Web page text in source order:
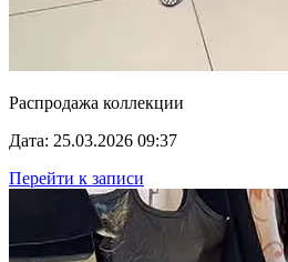
Распродажа коллекции
Дата: 25.03.2026 09:37
Перейти к записи